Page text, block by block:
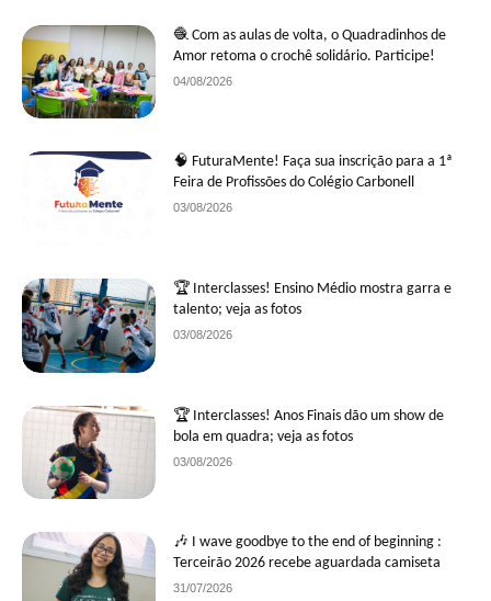
🧶 Com as aulas de volta, o Quadradinhos de
Amor retoma o crochê solidário. Participe!
04/08/2026
🧠 FuturaMente! Faça sua inscrição para a 1ª
Feira de Profissões do Colégio Carbonell
03/08/2026
🏆 Interclasses! Ensino Médio mostra garra e
talento; veja as fotos
03/08/2026
🏆 Interclasses! Anos Finais dão um show de
bola em quadra; veja as fotos
03/08/2026
🎶 I wave goodbye to the end of beginning :
Terceirão 2026 recebe aguardada camiseta
31/07/2026